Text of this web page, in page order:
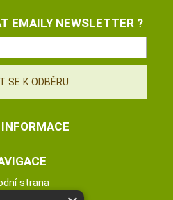
EMAILY NEWSLETTER ?
strana